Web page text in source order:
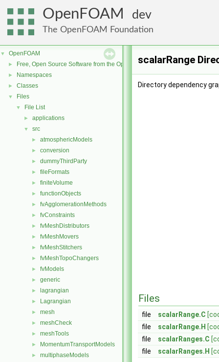
OpenFOAM dev
The OpenFOAM Foundation
▼ OpenFOAM
► Free, Open Source Software from the OpenFOAM Foundation
► Namespaces
► Classes
▼ Files
▼ File List
► applications
▼ src
► atmosphericModels
► conversion
► dummyThirdParty
► fileFormats
► finiteVolume
► functionObjects
► fvAgglomerationMethods
► fvConstraints
► fvMeshDistributors
► fvMeshMovers
► fvMeshStitchers
► fvMeshTopoChangers
► fvModels
► generic
► lagrangian
► Lagrangian
► mesh
► meshCheck
► meshTools
► MomentumTransportModels
► multiphaseModels
scalarRange
Directory dependency
Files
file scalarRange.C
file
scalarRange.H
file
scalarRanges.C
file
scalarRanges.H